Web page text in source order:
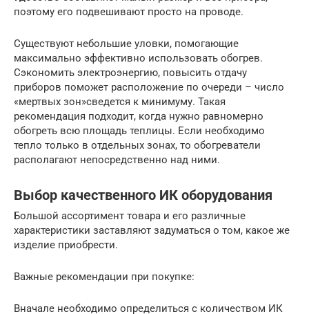
поэтому его подвешивают просто на проводе.
Существуют небольшие уловки, помогающие
максимально эффективно использовать обогрев.
Сэкономить электроэнергию, повысить отдачу
приборов поможет расположение по очереди – число
«мертвых зон»сведется к минимуму. Такая
рекомендация подходит, когда нужно равномерно
обогреть всю площадь теплицы. Если необходимо
тепло только в отдельных зонах, то обогреватели
располагают непосредственно над ними.
Выбор качественного ИК оборудования
Большой ассортимент товара и его различные
характеристики заставляют задуматься о том, какое же
изделие приобрести.
Важные рекомендации при покупке:
Вначале необходимо определиться с количеством ИК